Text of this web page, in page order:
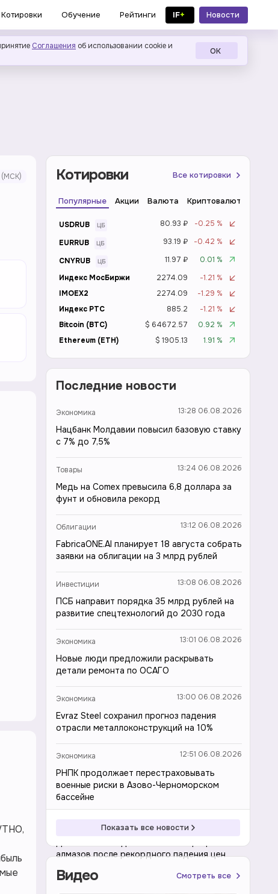
Котировки Обучение Рейтинги IF+
Новости
в MAX
Соглашения об использовании cookie и
ОК
(МСК) Котировки Все котировки
Популярные Акции Валюта Криптовалюта
USDRUB 80.93 ₽
-0.25 %
EURRUB
93.19 ₽
-0.42 %
CNYRUB
11.97 ₽
0.01 %
Индекс МосБиржи
2274.09
-1.21 %
IMOEX2
2274.09
-1.29 %
Индекс РТС
885.2
-1.21 %
Bitcoin (BTC)
$ 64672.57
0.92 %
Ethereum (ETH)
$ 1905.13 1.91 %
Последние новости
Экономика 13:28 06.08.2026
Нацбанк Молдавии повысил базовую ставку
с 7% до 7,5%
Товары 13:24 06.08.2026
Медь на Comex превысила 6,8 доллара за
фунт и обновила рекорд
Облигации 13:12 06.08.2026
FabricaONE.AI планирует 18 августа собрать
заявки на облигации на 3 млрд рублей
Инвестиции 13:08 06.08.2026
ПСБ направит порядка 35 млрд рублей на
развитие спецтехнологий до 2030 года
Экономика 13:01 06.08.2026
Новые люди предложили раскрывать
детали ремонта по ОСАГО
Экономика 13:00 06.08.2026
Evraz Steel сохранил прогноз падения
отрасли металлоконструкций на 10%
Экономика 12:51 06.08.2026
РНПК продолжает перестраховывать
военные риски в Азово-Черноморском
бассейне
12:46 06.08.2026
алмазов после рекордного падения цен
Показать все новости
Видео Смотреть все